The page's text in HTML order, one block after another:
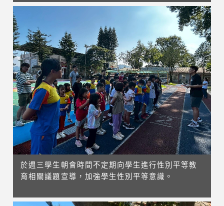
於週三學生朝會時間不定期向學生進行性別平等教
育相關議題宣導，加強學生性別平等意識。